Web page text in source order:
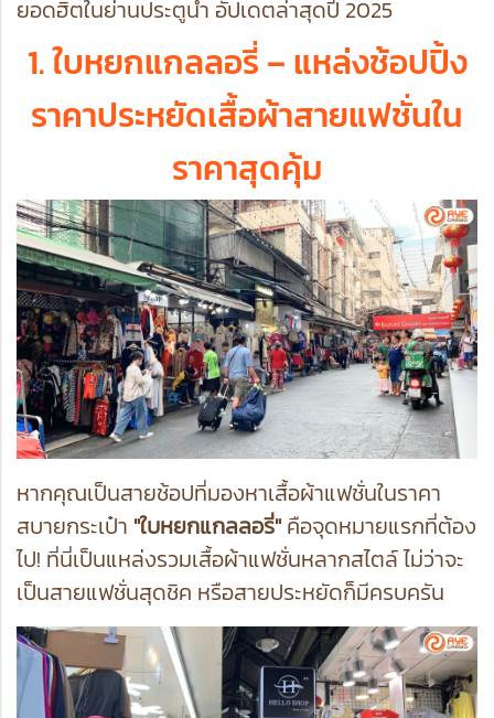
ยอดฮิตในย่านประตูน้ำ อัปเดตล่าสุดปี 2025
1. ใบหยกแกลลอรี่ – แหล่งช้อปปิ้ง
ราคาประหยัดเสื้อผ้าสายแฟชั่นใน
ราคาสุดคุ้ม
หากคุณเป็นสายช้อปที่มองหาเสื้อผ้าแฟชั่นในราคา
สบายกระเป๋า "ใบหยกแกลลอรี่"คือจุดหมายแรกที่ต้อง
ไป! ที่นี่เป็นแหล่งรวมเสื้อผ้าแฟชั่นหลากสไตล์ ไม่ว่าจะ
เป็นสายแฟชั่นสุดชิค หรือสายประหยัดก็มีครบครัน